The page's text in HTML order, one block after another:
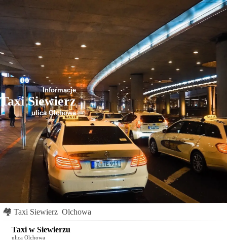
Informacje
Taxi Siewierz
ulica Olchowa
🏘 Taxi Siewierz Olchowa
Taxi w Siewierzu
ulica Olchowa